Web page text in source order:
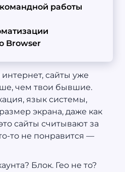
работы
Browser
сайты уже
чем твои бывшие.
язык системы,
экрана, даже как
сайты считывают за
то не понравится —
Блок. Гео не то?